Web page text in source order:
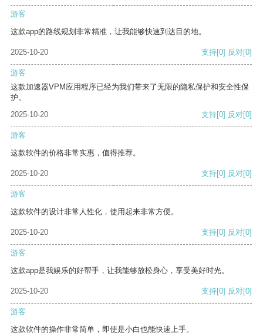
游客
这款app的路线规划非常精准，让我能够快速到达目的地。
2025-10-20 支持[0] 反对[0]
游客
这款加速器VPM应用程序已经为我们带来了无限的隐私保护和安全性保
护。
2025-10-20
支持[0] 反对[0]
游客
这款软件的价格非常实惠，值得推荐。
2025-10-20 支持[0] 反对[0]
游客
这款软件的设计非常人性化，使用起来非常方便。
2025-10-20 支持[0] 反对[0]
游客
这款app是我娱乐的好帮手，让我能够放松身心，享受美好时光。
2025-10-20 支持[0] 反对[0]
游客
这款软件的操作非常简单，即使是小白也能快速上手。